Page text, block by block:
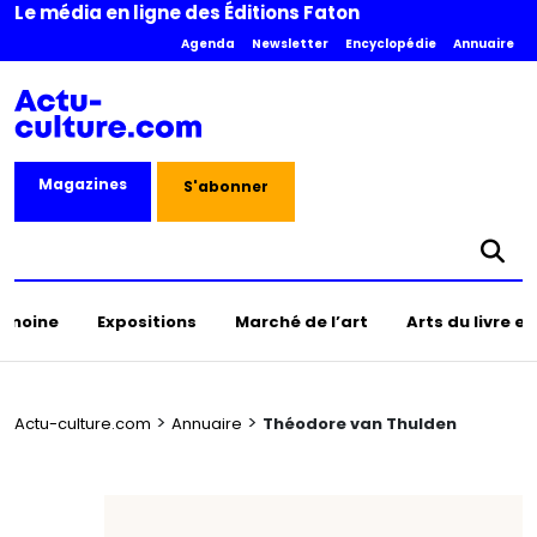
Le média en ligne des Éditions Faton
Agenda Newsletter Encyclopédie Annuaire
Magazines S'abonner
Expositions Marché de l’art Arts du livre
Actu-culture.com > Annuaire > Théodore van Thulden